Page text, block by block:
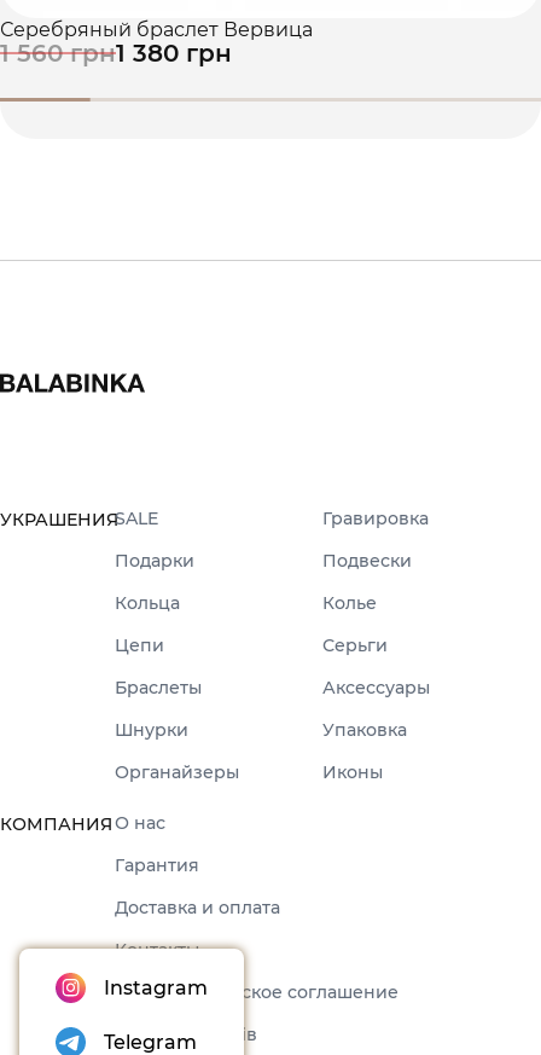
Серебряный браслет Вервица
1 560 грн1 380 грн
УКРАШЕНИЯSALE
Гравировка
Подарки
Подвески
Кольца
Колье
Цепи
Серьги
Браслеты
Аксессуары
Шнурки
Упаковка
Органайзеры
Иконы
КОМПАНИЯО нас
Гарантия
Доставка и оплата
Контакты
Пользовательское соглашение
Набори товарів
Instagram
Telegram